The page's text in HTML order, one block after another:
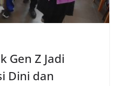
Gen Z Jadi
Dini dan